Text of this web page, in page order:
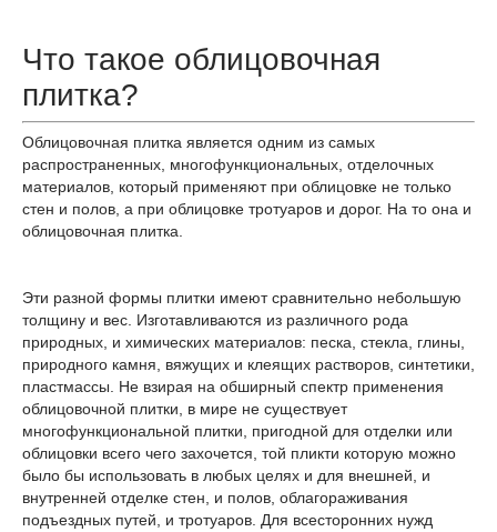
Что такое облицовочная
плитка?
Облицовочная плитка является одним из самых
распространенных, многофункциональных, отделочных
материалов, который применяют при облицовке не только
стен и полов, а при облицовке тротуаров и дорог. На то она и
облицовочная плитка.
Эти разной формы плитки имеют сравнительно небольшую
толщину и вес. Изготавливаются из различного рода
природных, и химических материалов: песка, стекла, глины,
природного камня, вяжущих и клеящих растворов, синтетики,
пластмассы. Не взирая на обширный спектр применения
облицовочной плитки, в мире не существует
многофункциональной плитки, пригодной для отделки или
облицовки всего чего захочется, той пликти которую можно
было бы использовать в любых целях и для внешней, и
внутренней отделке стен, и полов, облагораживания
подъездных путей, и тротуаров. Для всесторонних нужд